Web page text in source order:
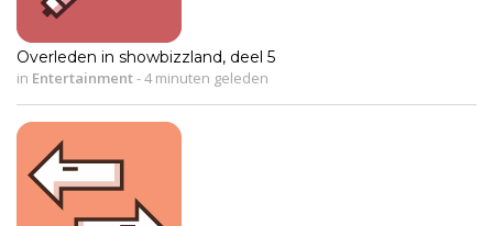
Overleden in showbizzland, deel 5
in Entertainment-4 minuten geleden